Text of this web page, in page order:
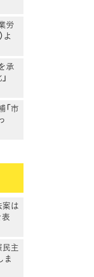
労
よ
承
「市
案は
民主
ま